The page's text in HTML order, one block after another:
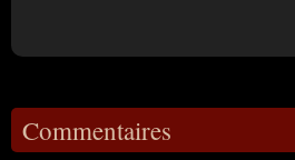
Commentaires